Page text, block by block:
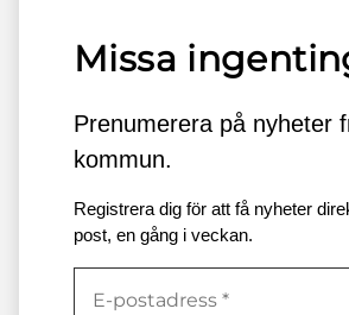
Missa
Prenumerera på nyheter
kommun.
Registrera dig för att få nyheter
post, en gång i veckan.